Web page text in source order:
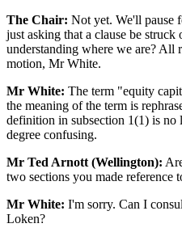
The Chair: Not yet. We'll pause
just asking that a clause be struck
understanding where we are?
motion, Mr White.
Mr White: The term "equity
the meaning of the term is
definition in subsection 1(1) is no
degree confusing.
Mr Ted Arnott (Wellington):
two sections you made reference
Mr White: I'm sorry. Can I
Loken?